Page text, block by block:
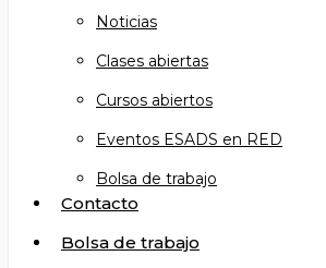
Noticias
Clases abiertas
Cursos abiertos
Eventos ESADS en RED
Bolsa de trabajo
Contacto
Bolsa de trabajo